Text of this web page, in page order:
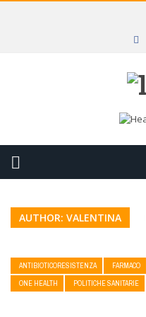
AUTHOR: VALENTINA
ANTIBIOTICORESISTENZA FARMACO
ONE HEALTH
POLITICHE SANITARIE